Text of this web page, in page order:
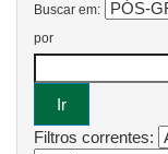
Buscar em:
por
Filtros correntes: